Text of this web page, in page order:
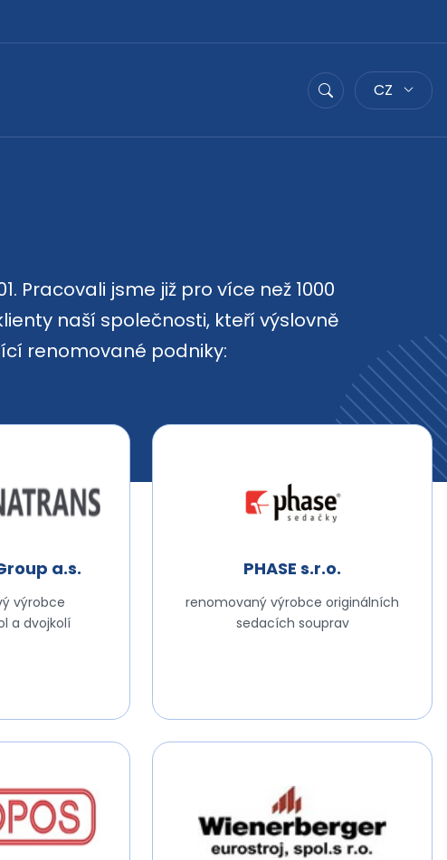
Hledat
CZ
Pracovali jsme již pro více než 1000
naší společnosti, kteří výslovně
renomované podniky:
a.s.
výrobce
a dvojkolí
PHASE s.r.o.
renomovaný výrobce originálních
sedacích souprav